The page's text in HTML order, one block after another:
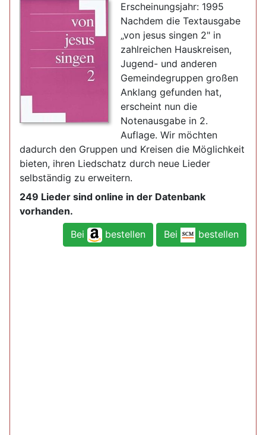
Erscheinungsjahr: 1995
Nachdem die Textausgabe
„von jesus singen 2" in
zahlreichen Hauskreisen,
Jugend- und anderen
Gemeindegruppen großen
Anklang gefunden hat,
erscheint nun die
Notenausgabe in 2.
Auflage. Wir möchten
dadurch den Gruppen und Kreisen die Möglichkeit
bieten, ihren Liedschatz durch neue Lieder
selbständig zu erweitern.
249 Lieder sind online in der Datenbank
vorhanden.
Bei
bestellen
Bei bestellen